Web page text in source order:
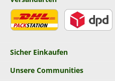
Sicher Einkaufen
Unsere Communities